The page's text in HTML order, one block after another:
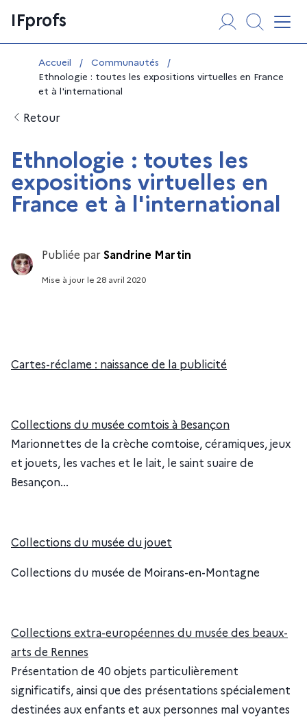
au
contenu
IFprofs
Vous êtes ici :
Accueil / Communautés
/
Ethnologie : toutes les expositions virtuelles en France
et à l'international
Retour
Ethnologie : toutes les
expositions virtuelles en
France et à l'international
Publiée parSandrine Martin
Mise à jourle 28 avril 2020
Cartes-réclame : naissance de la publicité
Collections du musée comtois à Besançon
Marionnettes de la crèche comtoise, céramiques, jeux
et jouets, les vaches et le lait, le saint suaire de
Besançon...
Collections du musée du jouet
Collections du musée de Moirans-en-Montagne
Collections extra-européennes du musée des beaux-
arts de Rennes
Présentation de 40 objets particulièrement
significatifs, ainsi que des présentations spécialement
destinées aux enfants et aux personnes mal voyantes